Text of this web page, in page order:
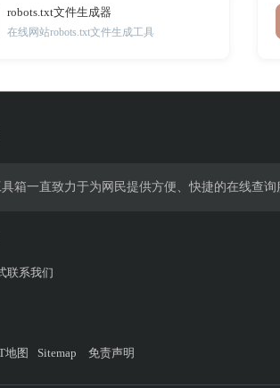
robots.txt文件生成器
在线网站robots.txt文件生成工具
箱一直致力于为网民提供方便、快捷的在线查询
联系我们
地图 Sitemap 免责声明